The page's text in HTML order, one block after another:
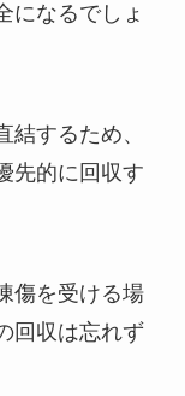
になるでしょ
するため、
先的に回収す
傷を受ける場
回収は忘れず